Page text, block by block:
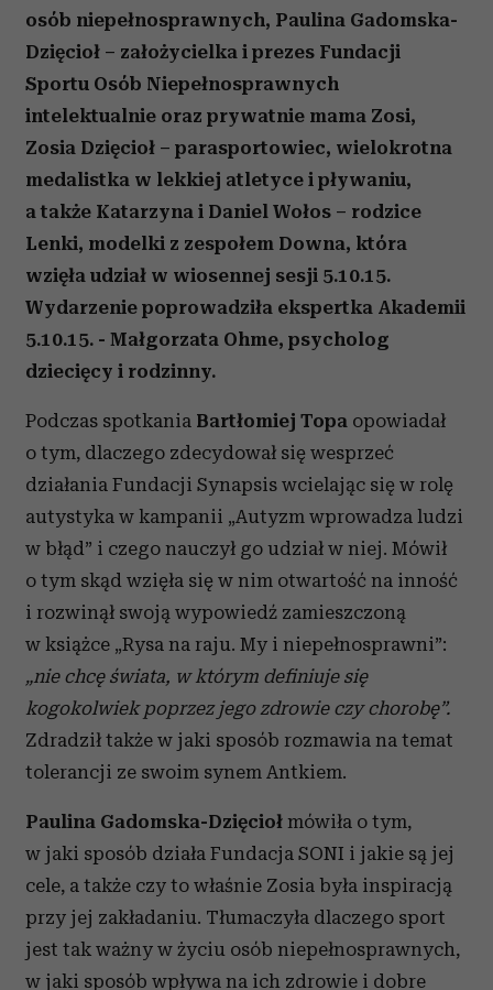
osób niepełnosprawnych, Paulina Gadomska-
Dzięcioł – założycielka i prezes Fundacji
Sportu Osób Niepełnosprawnych
intelektualnie oraz prywatnie mama Zosi,
Zosia Dzięcioł – parasportowiec, wielokrotna
medalistka w lekkiej atletyce i pływaniu,
a także Katarzyna i Daniel Wołos – rodzice
Lenki, modelki z zespołem Downa, która
wzięła udział w wiosennej sesji 5.10.15.
Wydarzenie poprowadziła ekspertka Akademii
5.10.15. - Małgorzata Ohme, psycholog
dziecięcy i rodzinny.
Podczas spotkania Bartłomiej Topa opowiadał
o tym, dlaczego zdecydował się wesprzeć
działania Fundacji Synapsis wcielając się w rolę
autystyka w kampanii „Autyzm wprowadza ludzi
w błąd” i czego nauczył go udział w niej. Mówił
o tym skąd wzięła się w nim otwartość na inność
i rozwinął swoją wypowiedź zamieszczoną
w książce „Rysa na raju. My i niepełnosprawni”:
„nie chcę świata, w którym definiuje się
kogokolwiek poprzez jego zdrowie czy chorobę”.
Zdradził także w jaki sposób rozmawia na temat
tolerancji ze swoim synem Antkiem.
Paulina Gadomska-Dzięcioł mówiła o tym,
w jaki sposób działa Fundacja SONI i jakie są jej
cele, a także czy to właśnie Zosia była inspiracją
przy jej zakładaniu. Tłumaczyła dlaczego sport
jest tak ważny w życiu osób niepełnosprawnych,
w jaki sposób wpływa na ich zdrowie i dobre